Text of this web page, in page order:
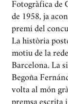
Fotogràfica de
de 1958, ja
premi del
La història
motiu de la
Barcelona. La
Begoña
volta al món